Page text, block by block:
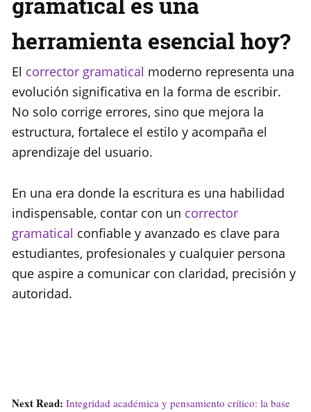
herramienta esencial hoy?
El corrector gramatical moderno representa una
evolución significativa en la forma de escribir.
No solo corrige errores, sino que mejora la
estructura, fortalece el estilo y acompaña el
aprendizaje del usuario.
En una era donde la escritura es una habilidad
indispensable, contar con un corrector
gramatical confiable y avanzado es clave para
estudiantes, profesionales y cualquier persona
que aspire a comunicar con claridad, precisión y
autoridad.
Next Read: Integridad académica y pensamiento crítico: la base